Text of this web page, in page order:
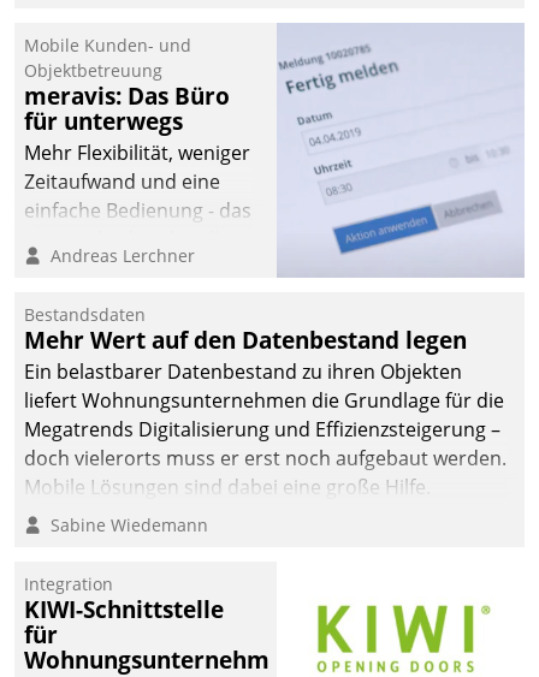
Mobile Kunden- und
Objektbetreuung
meravis: Das Büro
für unterwegs
Mehr Flexibilität, weniger
Zeitaufwand und eine
einfache Bedienung - das
Cockpit für mobile
Datatrain. Die meravis
Wohnungsbau- und
Immobilien GmbH hat
sich dabei für den Betrieb
der Lösung über die SAP
Cloud Platform
entschieden - als erstes
Unternehmen am
Andreas Lerchner
Bestandsdaten
Mehr Wert auf den Datenbestand legen
Ein belastbarer Datenbestand zu ihren Objekten
liefert Wohnungsunternehmen die Grundlage für die
Megatrends Digitalisierung und Effizienzsteigerung –
doch vielerorts muss er erst noch aufgebaut werden.
Mobile Lösungen sind dabei eine große Hilfe.
Sabine Wiedemann
Integration
KIWI-Schnittstelle
für
Wohnungsunternehmen